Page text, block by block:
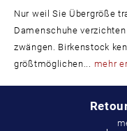
Nur weil Sie Übergröße
Damenschuhe
zwängen. Birkenstock
größtmöglichen... mehr